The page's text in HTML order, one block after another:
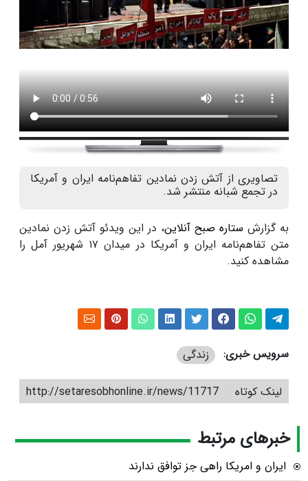
تصاویری از آتش زدن نمادین تفاهم‌نامه ایران و آمریکا
در تجمع شبانه منتشر شد.
به گزارش ستاره صبح آنلاین، در این ویدئو آتش زدن نمادین
متن تفاهم‌نامه ایران و آمریکا در میدان ۱۷ شهریور آمل را
مشاهده کنید.
سرویس خبری: زندگی
لینک کوتاه http://setaresobhonline.ir/news/11717
خبرهای مرتبط
ایران و امریکا راهی جز توافق ندارند